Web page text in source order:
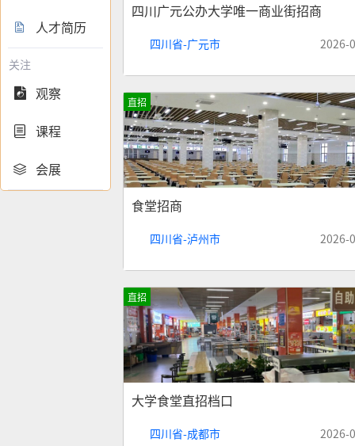
 人才简历
关注
 观察
 课程
 会展
四川广元公办大学唯一商业街招商
四川省-广元市 2026-
直招
食堂招商
四川省-泸州市 2026-
直招
大学食堂直招档口
四川省-成都市 2026-